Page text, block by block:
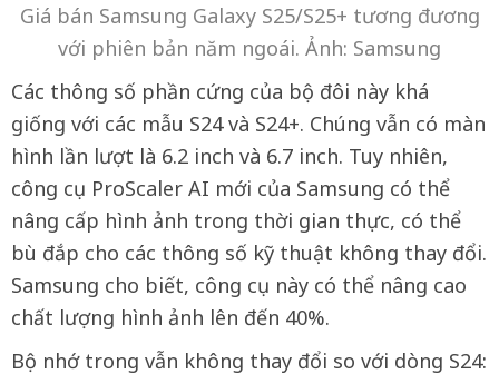
Giá bán Samsung Galaxy S25/S25+ tương đương
với phiên bản năm ngoái. Ảnh: Samsung
Các thông số phần cứng của bộ đôi này khá
giống với các mẫu S24 và S24+. Chúng vẫn có màn
hình lần lượt là 6.2 inch và 6.7 inch. Tuy nhiên,
công cụ ProScaler AI mới của Samsung có thể
nâng cấp hình ảnh trong thời gian thực, có thể
bù đắp cho các thông số kỹ thuật không thay đổi.
Samsung cho biết, công cụ này có thể nâng cao
chất lượng hình ảnh lên đến 40%.
Bộ nhớ trong vẫn không thay đổi so với dòng S24: